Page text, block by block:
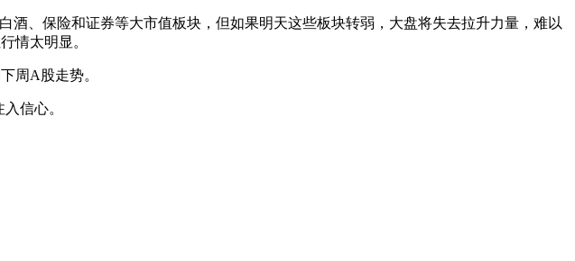
、保险和证券等大市值板块，但如果明天这些板块转弱，大盘将失去拉升力量，难以
情太明显。
周A股走势。
信心。